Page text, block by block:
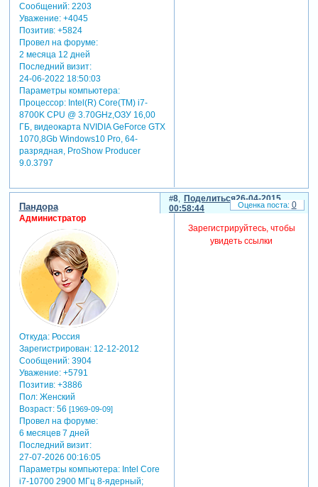
Сообщений:2203
Уважение: +4045
Позитив: +5824
Провел на форуме:
2 месяца 12 дней
Последний визит:
24-06-2022 18:50:03
Параметры компьютера:
Процессор: Intel(R) Core(TM) i7-
8700K CPU @ 3.70GHz,ОЗУ 16,00
ГБ, видеокарта NVIDIA GeForce GTX
1070,8Gb Windows10 Pro, 64-
разрядная, ProShow Producer
9.0.3797
Поделиться
8
26-04-2015
00:58:44
Пандора
Администратор
Откуда:Россия
Зарегистрирован: 12-12-2012
Сообщений:3904
Уважение: +5791
Позитив: +3886
Пол:Женский
Возраст:56 [1969-09-09]
Провел на форуме:
6 месяцев 7 дней
Последний визит:
27-07-2026 00:16:05
Параметры компьютера:Intel Core
i7-10700 2900 МГц 8-ядерный;
Зарегистрируйтесь, чтобы
увидеть ссылки
0